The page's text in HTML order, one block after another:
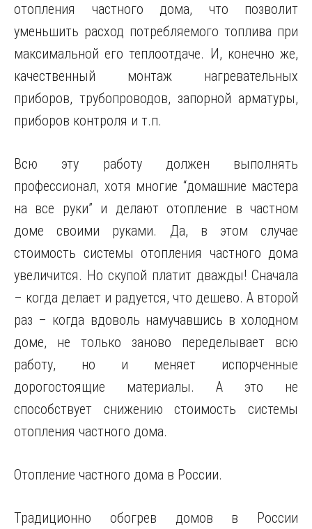
отопления частного дома, что позволит
уменьшить расход потребляемого топлива при
максимальной его теплоотдаче. И, конечно же,
качественный монтаж нагревательных
приборов, трубопроводов, запорной арматуры,
приборов контроля и т.п.
Всю эту работу должен выполнять
профессионал, хотя многие “домашние мастера
на все руки” и делают отопление в частном
доме своими руками. Да, в этом случае
стоимость системы отопления частного дома
увеличится. Но скупой платит дважды! Сначала
– когда делает и радуется, что дешево. А второй
раз – когда вдоволь намучавшись в холодном
доме, не только заново переделывает всю
работу, но и меняет испорченные
дорогостоящие материалы. А это не
способствует снижению стоимость системы
отопления частного дома.
Отопление частного дома в России.
Традиционно обогрев домов в России